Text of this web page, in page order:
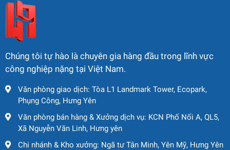
Chúng tôi tự hào là chuyên gia hàng đầu trong lĩnh vực
công nghiệp nặng tại Việt Nam.
Văn phòng giao dịch: Tòa L1 Landmark Tower, Ecopark,
Phụng Công, Hưng Yên
Văn phòng bán hàng & Xưởng dịch vụ: KCN Phố Nối A, QL5,
Xã Nguyễn Văn Linh, Hưng yên
Chi nhánh & Kho xưởng: Ngã tư Tân Minh, Yên Mỹ, Hưng Yên